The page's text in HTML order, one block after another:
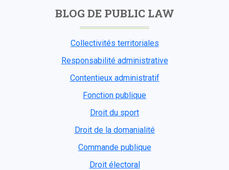
BLOG DE PUBLIC LAW
Collectivités territoriales
Responsabilité administrative
Contentieux administratif
Fonction publique
Droit du sport
Droit de la domanialité
Commande publique
Droit électoral